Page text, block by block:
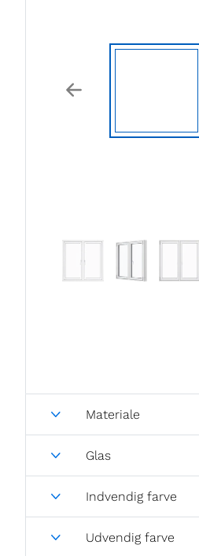
Previous
Materiale
Glas
Indvendig farve
Udvendig farve